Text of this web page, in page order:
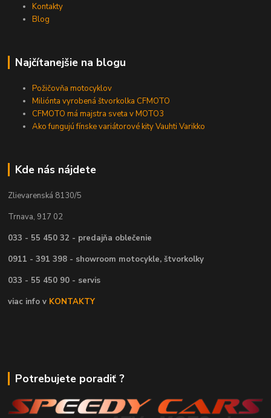
Kontakty
Blog
Najčítanejšie na blogu
Požičovňa motocyklov
Miliónta vyrobená štvorkolka CFMOTO
CFMOTO má majstra sveta v MOTO3
Ako fungujú fínske variátorové kity Vauhti Varikko
Kde nás nájdete
Zlievarenská 8130/5
Trnava, 917 02
033 - 55 450 32 - predajňa oblečenie
0911 - 391 398 - showroom motocykle, štvorkolky
033 - 55 450 90 - servis
viac info v KONTAKTY
Potrebujete poradiť ?